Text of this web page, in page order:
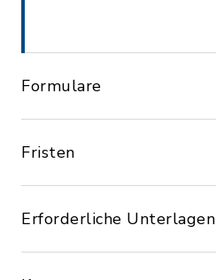
Formulare
Fristen
Erforderliche Unterlagen